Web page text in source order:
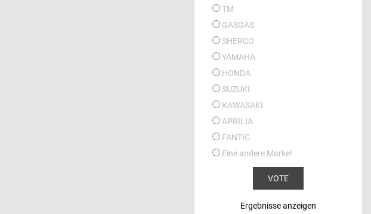
TM
GASGAS
SHERCO
YAMAHA
HONDA
SUZUKI
KAWASAKI
APRILIA
FANTIC
Eine andere Marke!
Ergebnisse anzeigen